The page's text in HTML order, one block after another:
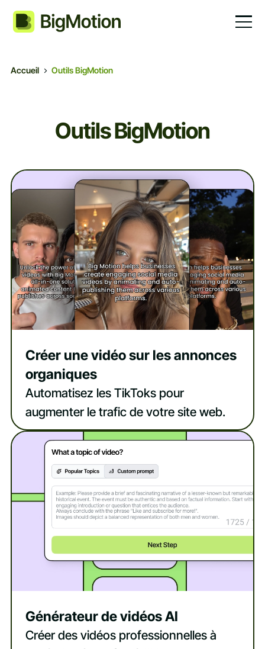
Accueil Outils BigMotion
Outils BigMotion
Créer une vidéo sur les annonces
organiques
Automatisez les TikToks pour
augmenter le trafic de votre site web.
Générateur de vidéos AI
Créer des vidéos professionnelles à